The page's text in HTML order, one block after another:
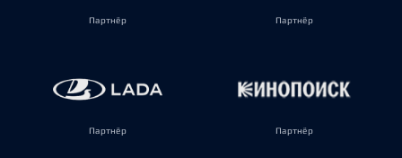
Партнёр Партнёр
Партнёр Партнёр